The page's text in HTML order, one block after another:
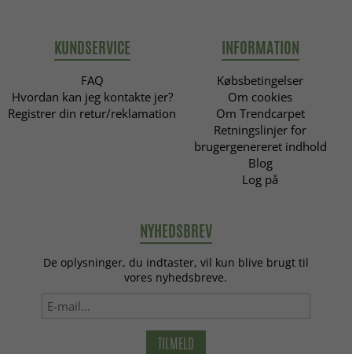
KUNDSERVICE
FAQ
Hvordan kan jeg kontakte jer?
Registrer din retur/reklamation
INFORMATION
Købsbetingelser
Om cookies
Om Trendcarpet
Retningslinjer for
brugergenereret indhold
Blog
Log på
NYHEDSBREV
De oplysninger, du indtaster, vil kun blive brugt til
vores nyhedsbreve.
TILMELD